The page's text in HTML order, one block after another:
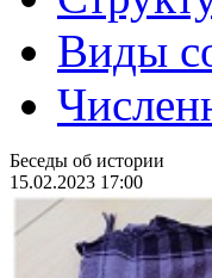
Виды
Беседы об истории
15.02.2023 17:00